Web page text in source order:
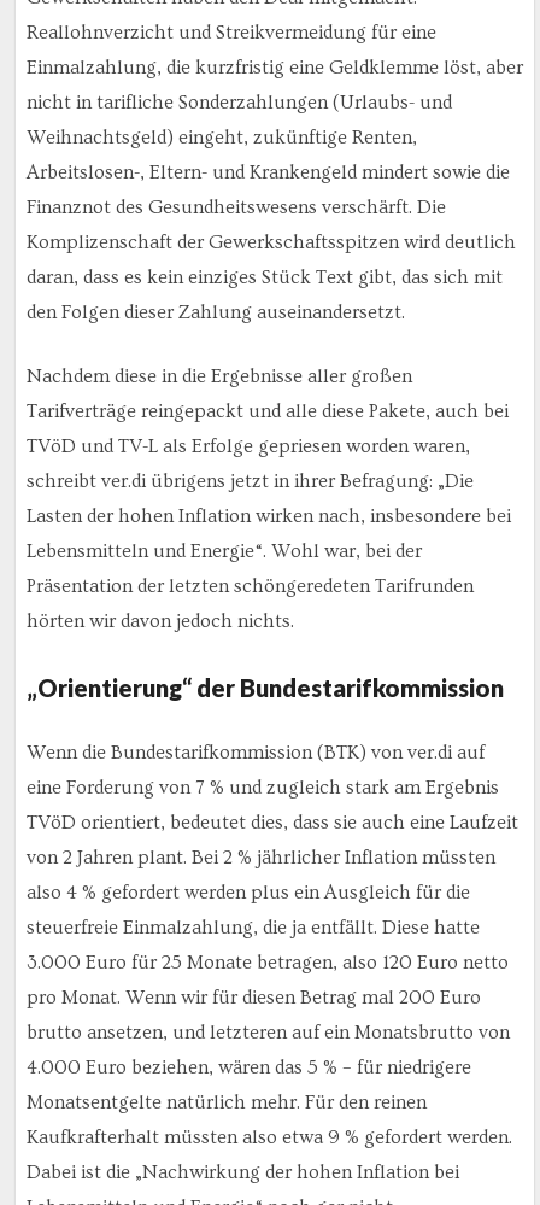
Reallohnverzicht und Streikvermeidung für eine
Einmalzahlung, die kurzfristig eine Geldklemme löst, aber
nicht in tarifliche Sonderzahlungen (Urlaubs- und
Weihnachtsgeld) eingeht, zukünftige Renten,
Arbeitslosen-, Eltern- und Krankengeld mindert sowie die
Finanznot des Gesundheitswesens verschärft. Die
Komplizenschaft der Gewerkschaftsspitzen wird deutlich
daran, dass es kein einziges Stück Text gibt, das sich mit
den Folgen dieser Zahlung auseinandersetzt.
Nachdem diese in die Ergebnisse aller großen
Tarifverträge reingepackt und alle diese Pakete, auch bei
TVöD und TV-L als Erfolge gepriesen worden waren,
schreibt ver.di übrigens jetzt in ihrer Befragung: „Die
Lasten der hohen Inflation wirken nach, insbesondere bei
Lebensmitteln und Energie“. Wohl war, bei der
Präsentation der letzten schöngeredeten Tarifrunden
hörten wir davon jedoch nichts.
„Orientierung“ der Bundestarifkommission
Wenn die Bundestarifkommission (BTK) von ver.di auf
eine Forderung von 7 % und zugleich stark am Ergebnis
TVöD orientiert, bedeutet dies, dass sie auch eine Laufzeit
von 2 Jahren plant. Bei 2 % jährlicher Inflation müssten
also 4 % gefordert werden plus ein Ausgleich für die
steuerfreie Einmalzahlung, die ja entfällt. Diese hatte
3.000 Euro für 25 Monate betragen, also 120 Euro netto
pro Monat. Wenn wir für diesen Betrag mal 200 Euro
brutto ansetzen, und letzteren auf ein Monatsbrutto von
4.000 Euro beziehen, wären das 5 % – für niedrigere
Monatsentgelte natürlich mehr. Für den reinen
Kaufkrafterhalt müssten also etwa 9 % gefordert werden.
Dabei ist die „Nachwirkung der hohen Inflation bei